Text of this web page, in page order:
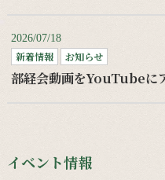
2026/07/18
新着情報 お知らせ
部経会動画をYouTubeに
イベント情報